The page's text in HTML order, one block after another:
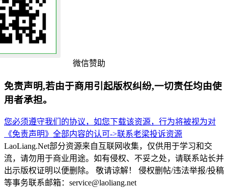
微信赞助
免责声明,若由于商用引起版权纠纷,一切责任均由使
用者承担。
您必须遵守我们的协议，如您下载该资源，行为将被视为对
《免责声明》全部内容的认可->联系老梁投诉资源
LaoLiang.Net部分资源来自互联网收集，仅供用于学习和交
流，请勿用于商业用途。如有侵权、不妥之处，请联系站长并
出示版权证明以便删除。 敬请谅解！ 侵权删帖/违法举报/投稿
等事务联系邮箱：service@laoliang.net